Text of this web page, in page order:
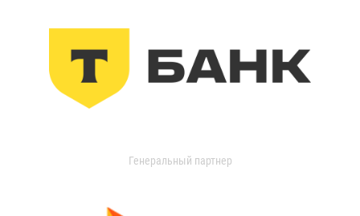
Генеральный партнер